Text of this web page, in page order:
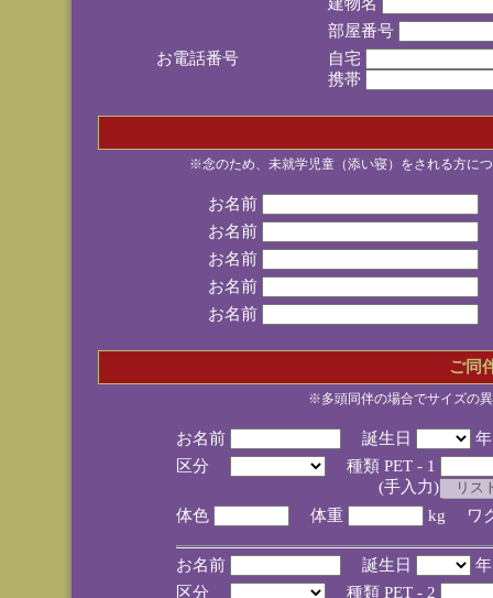
部屋番号
お電話番号
自宅
携帯
※念のため、未就学児童（添い寝）をされる方に
お名前
お名前
お名前
お名前
お名前
ご同
※多頭同伴の場合でサイズの
お名前 誕生日
区分
種類 PET - 1
(手入力)
体色
体重 kg ワ
お名前 誕生日
区分
種類 PET - 2